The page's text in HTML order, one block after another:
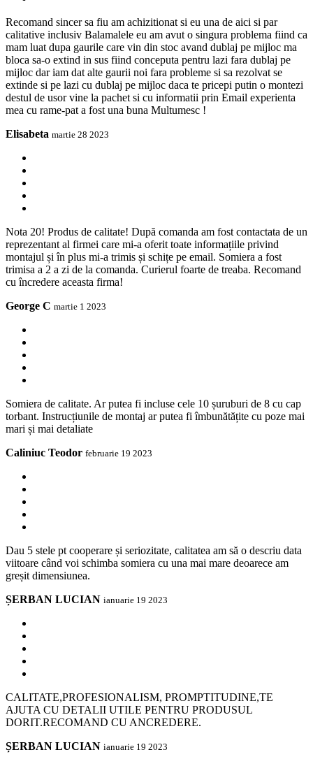
Recomand sincer sa fiu am achizitionat si eu una de aici si par
calitative inclusiv Balamalele eu am avut o singura problema fiind ca
mam luat dupa gaurile care vin din stoc avand dublaj pe mijloc ma
bloca sa-o extind in sus fiind conceputa pentru lazi fara dublaj pe
mijloc dar iam dat alte gaurii noi fara probleme si sa rezolvat se
extinde si pe lazi cu dublaj pe mijloc daca te pricepi putin o montezi
destul de usor vine la pachet si cu informatii prin Email experienta
mea cu rame-pat a fost una buna Multumesc !
Elisabeta martie 28 2023
Nota 20! Produs de calitate! După comanda am fost contactata de un
reprezentant al firmei care mi-a oferit toate informațiile privind
montajul și în plus mi-a trimis și schițe pe email. Somiera a fost
trimisa a 2 a zi de la comanda. Curierul foarte de treaba. Recomand
cu încredere aceasta firma!
George C martie 1 2023
Somiera de calitate. Ar putea fi incluse cele 10 șuruburi de 8 cu cap
torbant. Instrucțiunile de montaj ar putea fi îmbunătățite cu poze mai
mari și mai detaliate
Caliniuc Teodor februarie 19 2023
Dau 5 stele pt cooperare și seriozitate, calitatea am să o descriu data
viitoare când voi schimba somiera cu una mai mare deoarece am
greșit dimensiunea.
ȘERBAN LUCIAN ianuarie 19 2023
CALITATE,PROFESIONALISM, PROMPTITUDINE,TE
AJUTA CU DETALII UTILE PENTRU PRODUSUL
DORIT.RECOMAND CU ANCREDERE.
ȘERBAN LUCIAN ianuarie 19 2023